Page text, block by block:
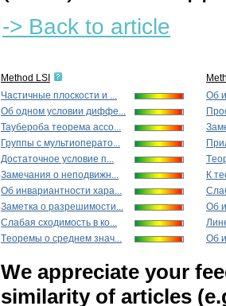
-> Back to article
Method LSI
Частичные плоскости и ...
Об одном условии диффе...
Таубероба теорема ассо...
Группы с мультиоперато...
Достаточное условие п...
Зaмeчaния о неподвижн...
Oб инвариантности хара...
Заметка о разрешимости...
Cлабая сходимость в ко...
Тeoремы о среднем знач...
Об
К
Об
Oб
We appreciate your
similarity of articles